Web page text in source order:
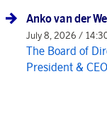
Anko van der
July 8, 2026 /
The Board of
President &